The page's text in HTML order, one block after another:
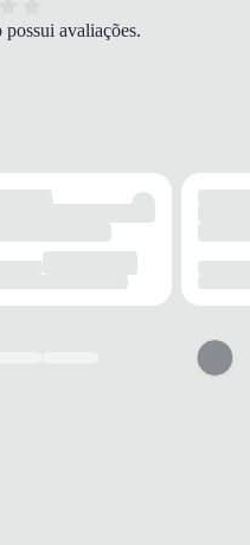
é extremamente versátil
Com a qualidade renomada da
seu ritmo de vida com elegância
renovar seu guarda-roupa com
avaliações.